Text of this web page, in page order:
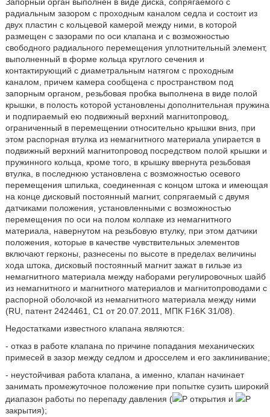
радиальным зазором с проходным каналом седла и состоит из
двух пластин с кольцевой камерой между ними, в которой
размещен с зазорами по оси клапана и с возможностью
свободного радиального перемещения уплотнительный элемент,
выполненный в форме кольца круглого сечения и
контактирующий с диаметральным натягом с проходным
каналом, причем камера сообщена с пространством под
запорным органом, резьбовая пробка выполнена в виде полой
крышки, в полость которой установлены дополнительная пружина
и подпираемый ею подвижный верхний магнитопровод,
ограниченный в перемещении относительно крышки вниз, при
этом распорная втулка из немагнитного материала упирается в
подвижный верхний магнитопровод посредством полой крышки и
пружинного кольца, кроме того, в крышку ввернута резьбовая
втулка, в последнюю установлена с возможностью осевого
перемещения шпилька, соединенная с концом штока и имеющая
на конце дисковый постоянный магнит, сопрягаемый с двумя
датчиками положения, установленными с возможностью
перемещения по оси на полом колпаке из немагнитного
материала, навернутом на резьбовую втулку, при этом датчики
положения, которые в качестве чувствительных элементов
включают герконы, разнесены по высоте в пределах величины
хода штока, дисковый постоянный магнит зажат в гильзе из
немагнитного материала между наборами регулировочных шайб
из немагнитного и магнитного материалов и магнитопроводами с
распорной оболочкой из немагнитного материала между ними
(RU, патент 2424461, C1 от 20.07.2011, МПК F16K 31/08).
Недостатками известного клапана являются:
- отказ в работе клапана по причине попадания механических
примесей в зазор между седлом и дросселем и его заклинивание;
- неустойчивая работа клапана, а именно, клапан начинает
занимать промежуточное положение при попытке сузить широкий
диапазон работы по перепаду давления (
Р открытия и
Р
закрытия);